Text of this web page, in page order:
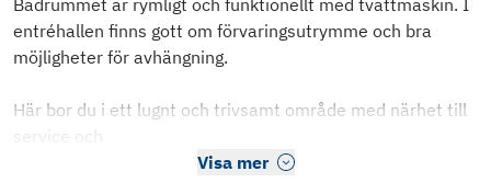
Badrummet är rymligt och funktionellt med tvättmaskin. I
entréhallen finns gott om förvaringsutrymme och bra
möjligheter för avhängning.
Här bor du i ett lugnt och trivsamt område med närhet till
Visa mer